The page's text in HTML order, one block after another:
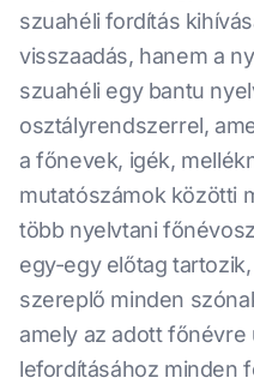
szuahéli fordítás
visszaadás, hanem a
szuahéli egy bantu
osztályrendszerrel,
a főnevek, igék,
mutatószámok közötti
több nyelvtani
egy-egy előtag
szereplő minden
amely az adott főnévre
lefordításához minden